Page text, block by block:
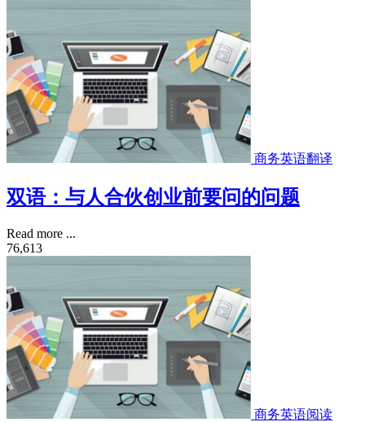
商务英语翻译
双语：与人合伙创业前要问的问题
Read more ...
76,613
商务英语阅读